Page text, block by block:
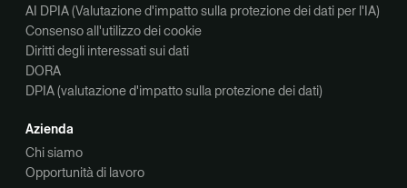
AI DPIA (Valutazione d'impatto sulla protezione dei dati per l'IA)
Consenso all'utilizzo dei cookie
Diritti degli interessati sui dati
DORA
DPIA (valutazione d'impatto sulla protezione dei dati)
Azienda
Chi siamo
Opportunità di lavoro